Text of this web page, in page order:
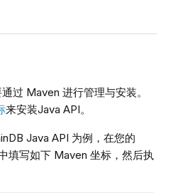
过 Maven 进行管理与安装。
来安装Java API。
Java API 为例，在您的
填写如下 Maven 坐标，然后执